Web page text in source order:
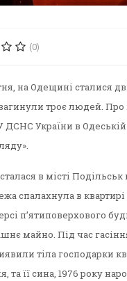
(0)
на Одещині сталися
троє людей. Про
України в Одеській
в місті Подільськ
спалахнула в квартирі
п’ятиповерхового
майно. Під час
тіла господарки
та її сина, 1976 року